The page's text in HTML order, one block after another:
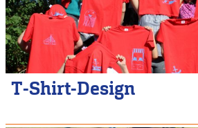
T-Shirt-Design